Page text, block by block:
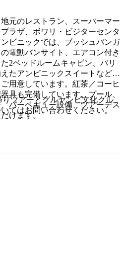
元のレストラン、スーパーマー
ラザ、ボワリ・ビジターセンタ
ビニックでは、ブッシュバンガ
電動バンサイト、エアコン付き
2ベッドルームキャビン、バリ
たアンビニックスイートなど、
用意しています。紅茶／コーヒ
具も完備しています。プール、
バーベキュー設備、ツアーデス
けます。
ツアーとグルヤンビ文化クル
てはお問い合わせください。